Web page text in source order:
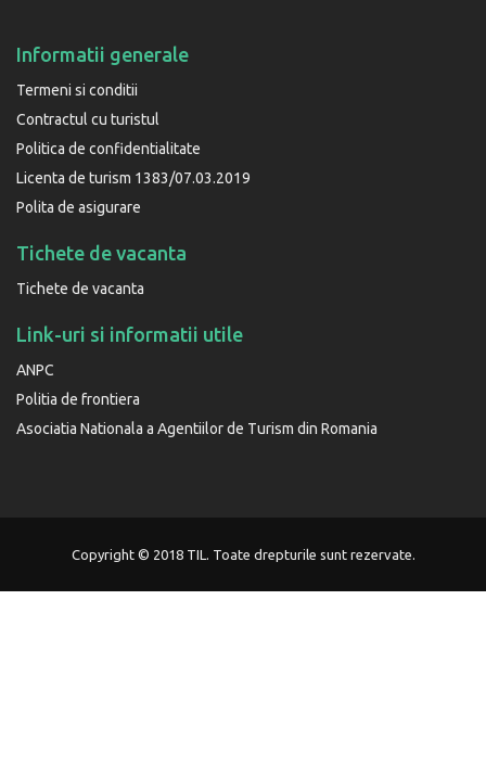
Informatii generale
Termeni si conditii
Contractul cu turistul
Politica de confidentialitate
Licenta de turism 1383/07.03.2019
Polita de asigurare
Tichete de vacanta
Tichete de vacanta
Link-uri si informatii utile
ANPC
Politia de frontiera
Asociatia Nationala a Agentiilor de Turism din Romania
Copyright © 2018 TIL. Toate drepturile sunt rezervate.